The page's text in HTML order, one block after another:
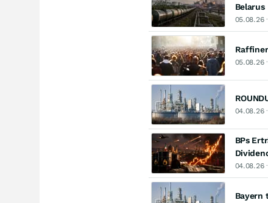
Belarus
05.08.26
05.08.26
04.08.26
BPs
04.08.26
Bayern